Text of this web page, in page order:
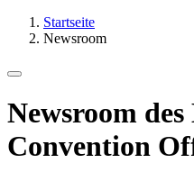
Favoriten
Startseite
Newsroom
Newsroom
Convention